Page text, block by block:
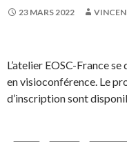
23 MARS 2022
L’atelier EOSC-France
en visioconférence. Le
d’inscription sont